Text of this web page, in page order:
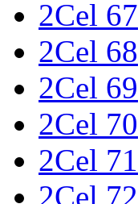
2Cel 67
2Cel 68
2Cel 69
2Cel 70
2Cel 71
2Cel 72